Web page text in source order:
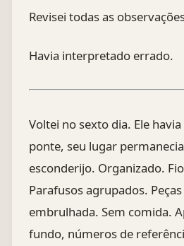
Revisei todas as
Havia interpretado errado.
Voltei no sexto dia. Ele
ponte, seu lugar
esconderijo. Organizado.
Parafusos agrupados.
embrulhada. Sem comida.
fundo, números de